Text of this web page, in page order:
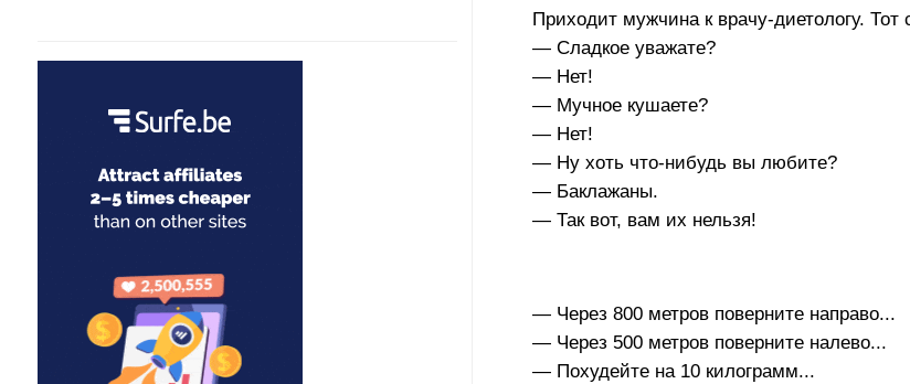
Приходит мужчина к врачу-диетологу. Тот
— Сладкое уважате?
— Нет!
— Мучное кушаете?
— Нет!
— Ну хоть что-нибудь вы любите?
— Баклажаны.
— Так вот, вам их нельзя!
— Через 800 метров поверните направо...
— Через 500 метров поверните налево...
— Похудейте на 10 килограмм...